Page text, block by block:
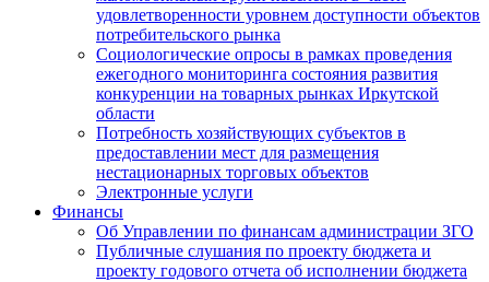
удовлетворенности уровнем доступности объектов
потребительского рынка
Социологические опросы в рамках проведения
ежегодного мониторинга состояния развития
конкуренции на товарных рынках Иркутской
области
Потребность хозяйствующих субъектов в
предоставлении мест для размещения
нестационарных торговых объектов
Электронные услуги
Финансы
Об Управлении по финансам администрации ЗГО
Публичные слушания по проекту бюджета и
проекту годового отчета об исполнении бюджета